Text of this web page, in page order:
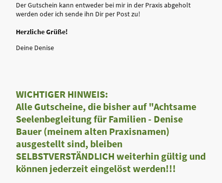
Der Gutschein kann entweder bei mir in der Praxis abgeholt
werden oder ich sende ihn Dir per Post zu!
Herzliche Grüße!
Deine Denise
WICHTIGER HINWEIS:
Alle Gutscheine, die bisher auf "Achtsame
Seelenbegleitung für Familien - Denise
Bauer (meinem alten Praxisnamen)
ausgestellt sind, bleiben
SELBSTVERSTÄNDLICH weiterhin gültig und
können jederzeit eingelöst werden!!!